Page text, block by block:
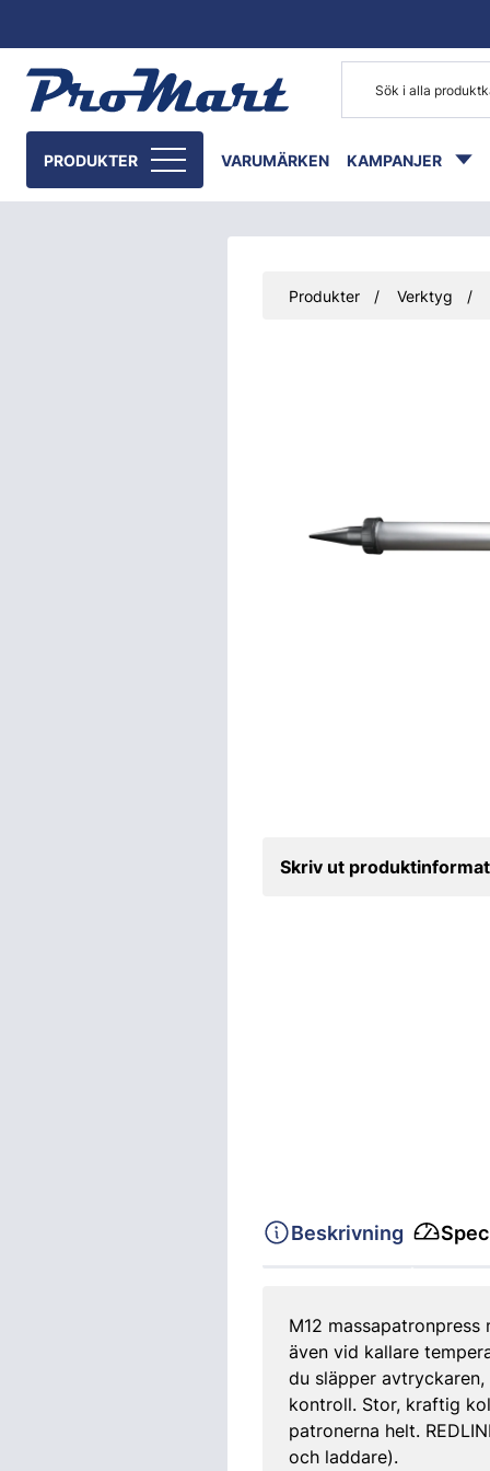
PRODUKTER VARUMÄRKEN KAMPANJER
Produkter Verktyg
Skriv ut
Beskrivning
M12
även vid kallare
du släpper
kontroll. Stor, kraftig
patronerna helt.
och laddare).